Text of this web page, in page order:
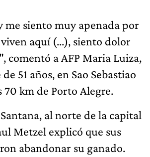
me siento muy apenada por
aquí (...), siento dolor
comentó a AFP Maria Luiza,
51 años, en Sao Sebastiao
70 km de Porto Alegre.
al norte de la capital
Metzel explicó que sus
abandonar su ganado.